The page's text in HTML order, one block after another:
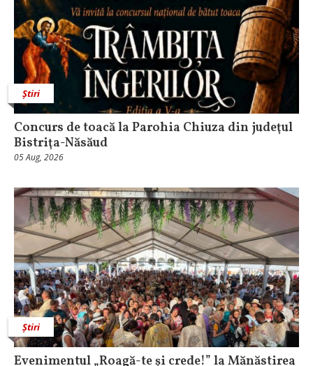
Știri
​Concurs de toacă la Parohia Chiuza din judeţul
Bistriţa-Năsăud
05 Aug, 2026
Știri
Evenimentul „Roagă-te și crede!” la Mănăstirea